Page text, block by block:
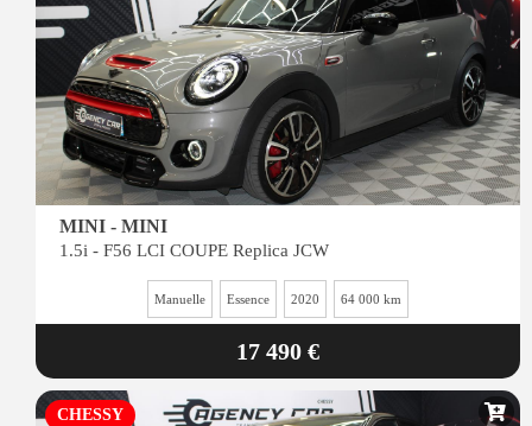
MINI - MINI
1.5i - F56 LCI COUPE Replica JCW
Manuelle Essence 2020 64 000 km
17 490 €
CHESSY